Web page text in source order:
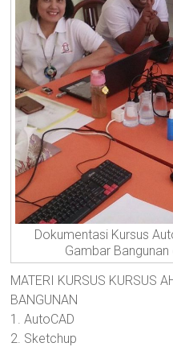
Dokumentasi Kursus
Gambar
MATERI KURSUS KURSUS
BANGUNAN
1. AutoCAD
2. Sketchup